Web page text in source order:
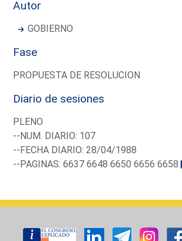
Autor
GOBIERNO
Fase
PROPUESTA DE RESOLUCION
Diario de sesiones
PLENO
--NUM. DIARIO: 107
--FECHA DIARIO: 28/04/1988
--PAGINAS: 6637 6648 6650 6656 6658